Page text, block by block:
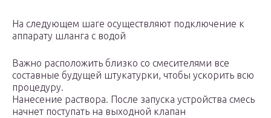
На следующем шаге осуществляют подключение к
аппарату шланга с водой
Важно расположить близко со смесителями все
составные будущей штукатурки, чтобы ускорить всю
процедуру.
Нанесение раствора. После запуска устройства смесь
начнет поступать на выходной клапан